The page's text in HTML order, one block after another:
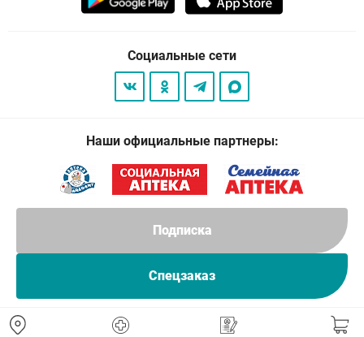
Подписка
Спецзаказ
Социальные сети
Наши официальные партнеры: